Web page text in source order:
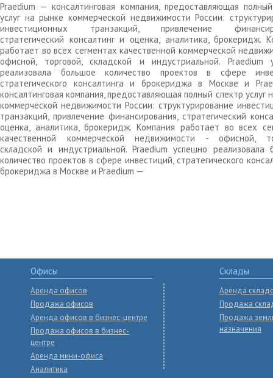
Praedium — консалтинговая компания, предоставляющая
услуг на рынке коммерческой недвижимости России:
инвестиционных транзакций, привлечение
стратегический консалтинг и оценка, аналитика, брокеридж.
работает во всех сегментах качественной коммерческой
офисной, торговой, складской и индустриальной. Praedium
реализовала большое количество проектов в сфере
стратегического консалтинга и брокериджа в Москве и
консалтинговая компания, предоставляющая полный спектр услуг
коммерческой недвижимости России: структурирование
транзакций, привлечение финансирования, стратегический
оценка, аналитика, брокеридж. Компания работает во всех
качественной коммерческой недвижимости - офисной,
складской и индустриальной. Praedium успешно реализовала
количество проектов в сфере инвестиций, стратегического
брокериджа в Москве и Praedium —
Офисы
Аренда офисов
Продажа офисов
Аренда офисов в бизнес-центре
Продажа офисов в бизнес-
центре
Аренда мини-офиса
Аналитика
Склады
Аренда
Продажа
Продажа
назначения